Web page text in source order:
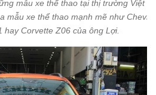
mẫu xe thể thao tại thị trường Việt
mẫu xe thể thao mạnh mẽ như
hay Corvette Z06 của ông Lợi.